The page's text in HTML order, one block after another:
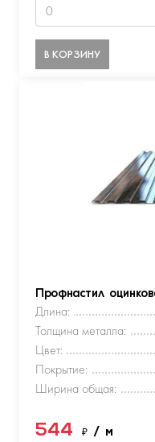
В КОРЗИНУ
Профнастил
Длина:
Толщина металла:
Цвет:
Покрытие:
Ширина общая:
544 ₽ / м